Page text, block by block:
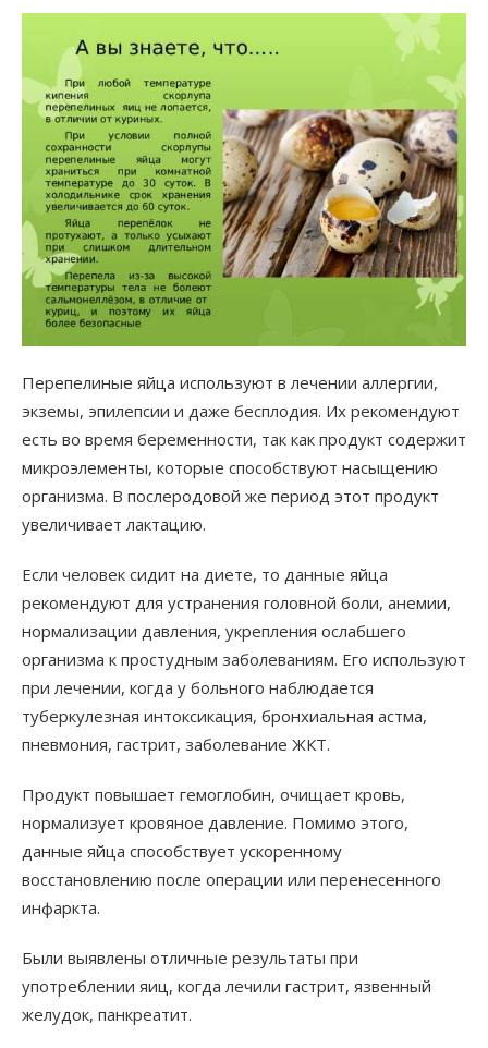
Перепелиные яйца используют в лечении аллергии,
экземы, эпилепсии и даже бесплодия. Их рекомендуют
есть во время беременности, так как продукт содержит
микроэлементы, которые способствуют насыщению
организма. В послеродовой же период этот продукт
увеличивает лактацию.
Если человек сидит на диете, то данные яйца
рекомендуют для устранения головной боли, анемии,
нормализации давления, укрепления ослабшего
организма к простудным заболеваниям. Его используют
при лечении, когда у больного наблюдается
туберкулезная интоксикация, бронхиальная астма,
пневмония, гастрит, заболевание ЖКТ.
Продукт повышает гемоглобин, очищает кровь,
нормализует кровяное давление. Помимо этого,
данные яйца способствует ускоренному
восстановлению после операции или перенесенного
инфаркта.
Были выявлены отличные результаты при
употреблении яиц, когда лечили гастрит, язвенный
желудок, панкреатит.